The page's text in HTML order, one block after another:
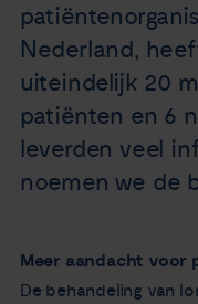
Contact
Nederland,
uiteindelijk 20
patiënten en 6
leverden veel
noemen we de
Meer aandacht voor
De behandeling van